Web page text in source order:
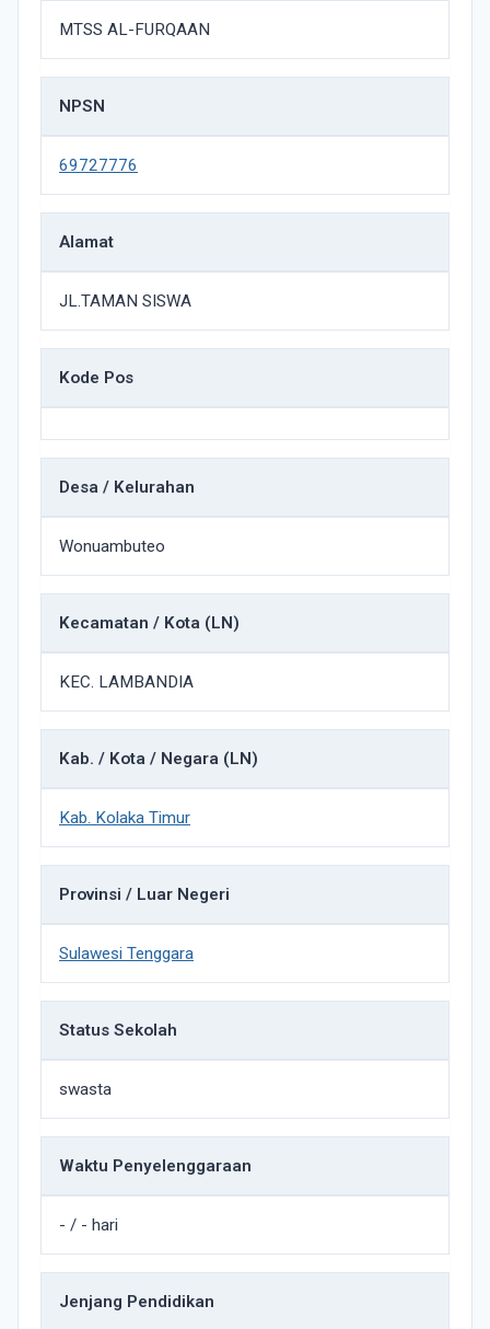
MTSS AL-FURQAAN
NPSN
69727776
Alamat
JL.TAMAN SISWA
Kode Pos
Desa / Kelurahan
Wonuambuteo
Kecamatan / Kota (LN)
KEC. LAMBANDIA
Kab. / Kota / Negara (LN)
Kab. Kolaka Timur
Provinsi / Luar Negeri
Sulawesi Tenggara
Status Sekolah
swasta
Waktu Penyelenggaraan
- / - hari
Jenjang Pendidikan